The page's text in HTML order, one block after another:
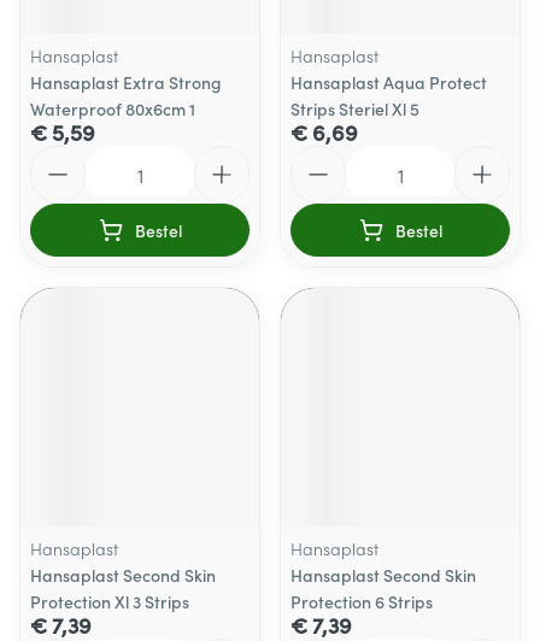
Hansaplast
Hansaplast Extra Strong
Waterproof 80x6cm 1
€ 5,59
Bestel
Hansaplast
Hansaplast Aqua Protect
Strips Steriel Xl 5
€ 6,69
Bestel
Hansaplast
Hansaplast Second Skin
Protection Xl 3 Strips
€ 7,39
Hansaplast
Hansaplast Second Skin
Protection 6 Strips
€ 7,39